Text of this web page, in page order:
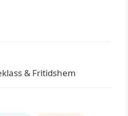
& Fritidshem